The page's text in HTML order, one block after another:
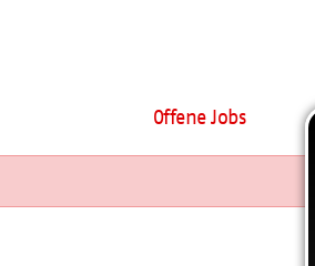
Offene Jobs